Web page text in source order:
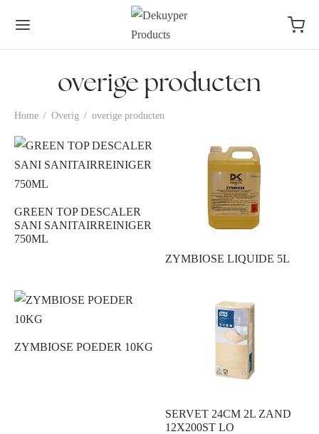
overige producten
Home / Overig / overige producten
GREEN TOP DESCALER
SANI SANITAIRREINIGER
750ML
ZYMBIOSE LIQUIDE 5L
ZYMBIOSE POEDER 10KG
SERVET 24CM 2L ZAND
12X200ST LO